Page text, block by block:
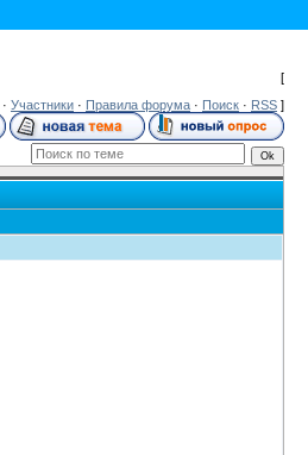
[
· Участники · Правила форума · Поиск · RSS ]